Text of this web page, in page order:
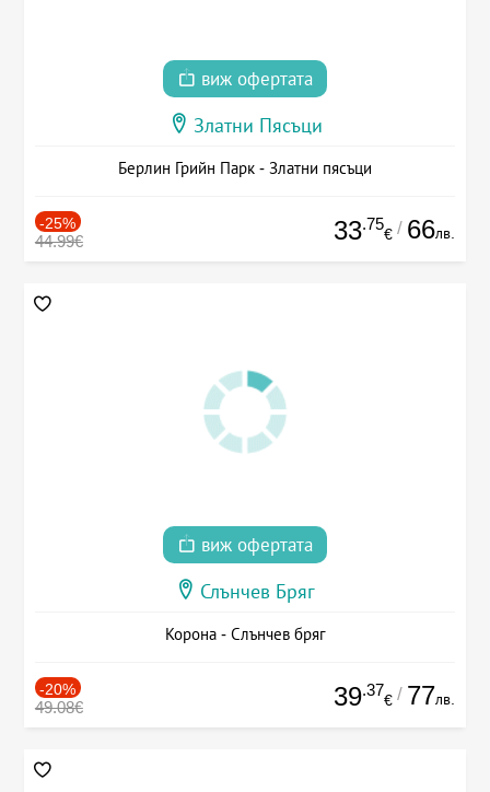
виж офертата
Златни Пясъци
Берлин Грийн Парк - Златни пясъци
-25%
44.99€ 33.75
€ / 66лв.
виж офертата
Слънчев Бряг
Корона - Слънчев бряг
-20%
49.08€ 39.37
€ / 77лв.